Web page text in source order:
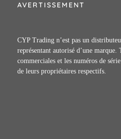
AVERTISSEMENT
CYP Trading n’est pas un
représentant autorisé d’une marque.
commerciales et les numéros de
de leurs propriétaires respectifs.